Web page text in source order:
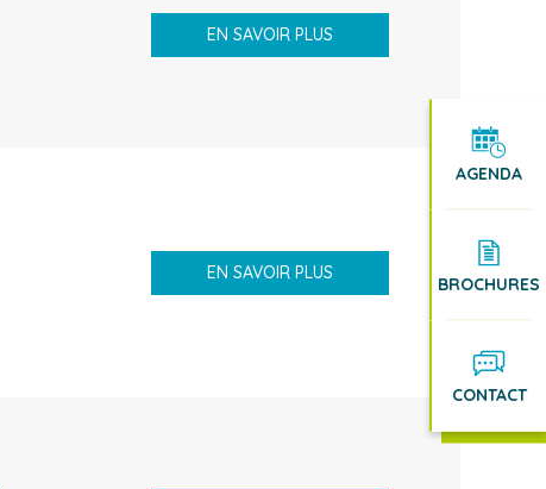
AGENDA
BROCHURES
CONTACT
EN SAVOIR PLUS
EN SAVOIR PLUS